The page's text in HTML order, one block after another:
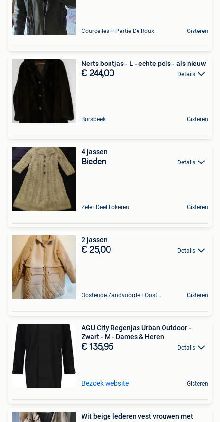
Courcelles + Partie De Roux Gisteren
Nerts bontjas - L - echte pels - als nieuw
€ 244,00 Details
Borsbeek Gisteren
4 jassen
Bieden Details
Zele+Deel Lokeren Gisteren
2 jassen
€ 25,00 Details
Oostende Zandvoorde +Oostende Gisteren
AGU City Regenjas Urban Outdoor -
Zwart - M - Dames & Heren
€ 135,95 Details
Bezoek website Gisteren
Wit beige lederen vest vrouwen met